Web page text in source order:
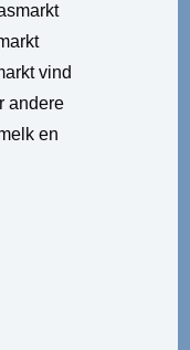
vind
andere
en